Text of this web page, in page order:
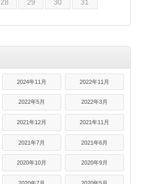
28 29 30
31
2024年11月 2022年11月
2022年5月 2022年3月
2021年12月 2021年11月
2021年7月 2021年6月
2020年10月 2020年9月